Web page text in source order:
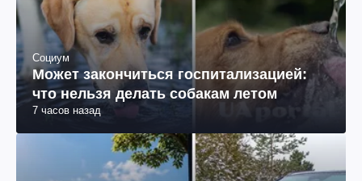
Социум
Может закончиться госпитализацией:
что нельзя делать собакам летом
7 часов назад